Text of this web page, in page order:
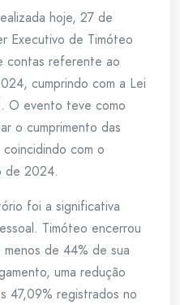
hoje, 27 de
Executivo de Timóteo
contas referente ao
cumprindo com a Lei
O evento teve como
o cumprimento das
com o
de 2024.
foi a significativa
Timóteo encerrou
de 44% de sua
uma redução
47,09% registrados no